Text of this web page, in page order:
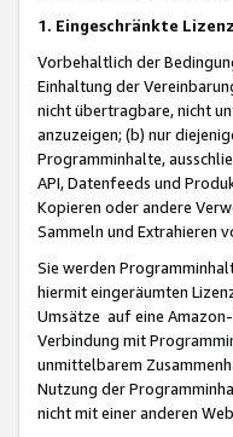
1. Eingeschränkte
Vorbehaltlich der
Einhaltung der
nicht übertragbare, nicht
anzuzeigen; (b) nur
Programminhalte,
API, Datenfeeds und
Kopieren oder andere
Sammeln und Extrahieren
Sie werden
hiermit eingeräumten
Umsätze auf eine
Verbindung mit
unmittelbarem
Nutzung der
nicht mit einer anderen